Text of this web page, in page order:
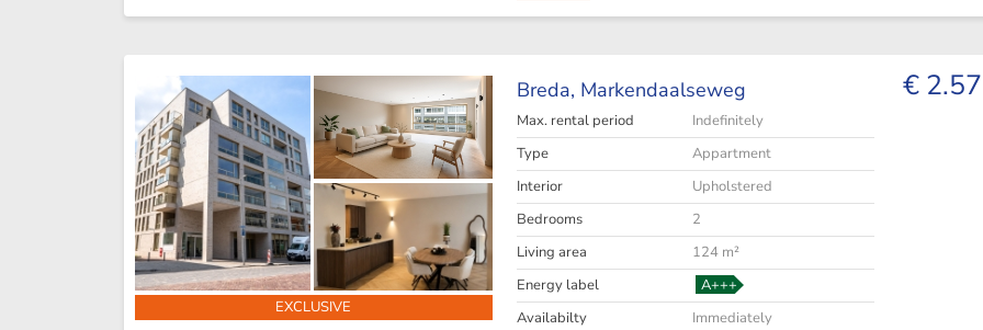
€
EXCLUSIVE
Breda, Markendaalseweg
Max. rental period
Indefinitely
Type
Appartment
Interior
Upholstered
Bedrooms
2
Living area
124 m²
Energy label
A+++
Availabilty
Immediately